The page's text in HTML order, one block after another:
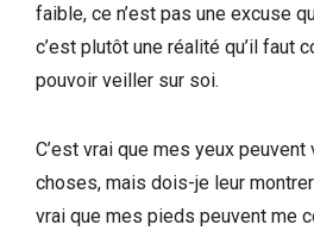
faible, ce n’est pas une excuse
c’est plutôt une réalité qu’il faut
pouvoir veiller sur soi.
C’est vrai que mes yeux
choses, mais dois-je leur
vrai que mes pieds peuvent me